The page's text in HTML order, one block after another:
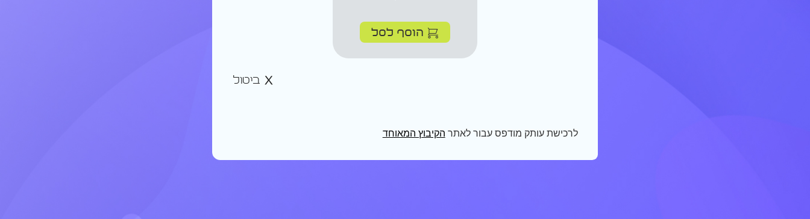
הוסף לסל
ביטול
לרכישת עותק מודפס עבור לאתר הקיבוץ המאוחד